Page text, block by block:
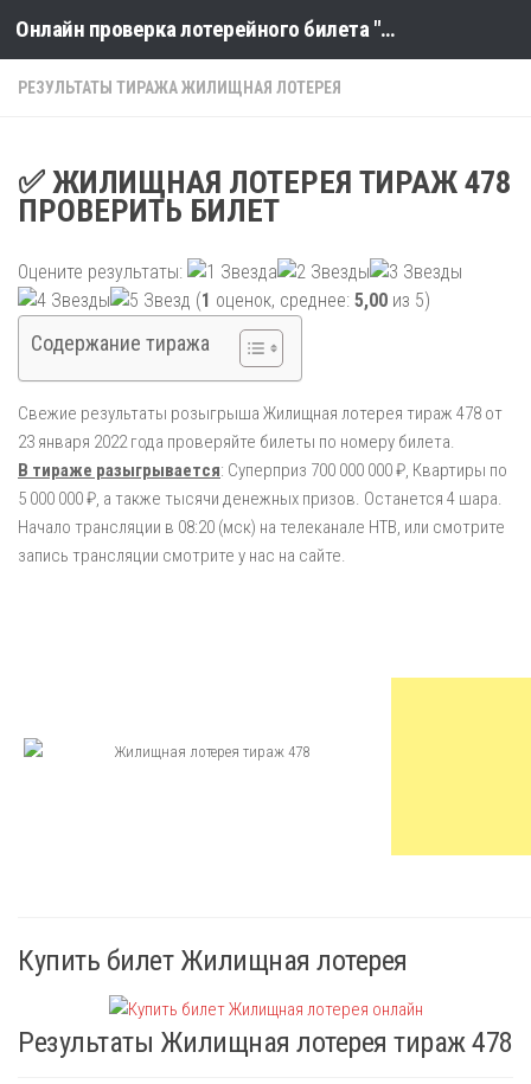
Skip to content Онлайн проверка лотерейного билета "Столото" по номеру тиража
РЕЗУЛЬТАТЫ ТИРАЖА ЖИЛИЩНАЯ ЛОТЕРЕЯ
✅ ЖИЛИЩНАЯ ЛОТЕРЕЯ ТИРАЖ 478
ПРОВЕРИТЬ БИЛЕТ
Оцените результаты:
(1 оценок, среднее: 5,00 из 5)
Содержание тиража
Свежие результаты розыгрыша Жилищная лотерея тираж 478 от
23 января 2022 года проверяйте билеты по номеру билета.
В тираже разыгрывается: Суперприз 700 000 000 ₽, Квартиры по
5 000 000 ₽, а также тысячи денежных призов. Останется 4 шара.
Начало трансляции в 08:20 (мск) на телеканале НТВ, или смотрите
запись трансляции смотрите у нас на сайте.
Купить билет Жилищная лотерея
Результаты Жилищная лотерея тираж 478